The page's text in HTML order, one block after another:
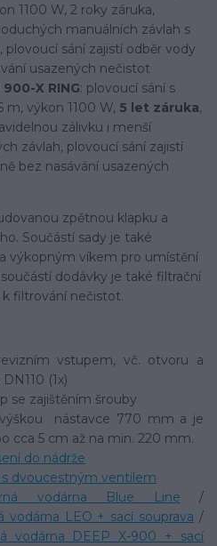
1100 W, 2 roky záruka,
manuálních závlah s
sání zajistí odběr vody
usazených nečistot
900-X RING: plovoucí sání s
výkon 1100 W, 5 let záruka,
zálivku i menší
závlah, plovoucí sání zajistí
bez nasávání usazených
zpětnou klapku a
Součástí sady je také
výkopným víkem pro umístění
dodávky je také filtrační
k filtrování nečistot.
vstupem, vč. otvoru a
(1x)
se zajištěním šrouby
nástavce 770 mm a je
cca 5 cm až na min. 220 mm.
do nádrže
dvoucestným ventilem
vodárna Blue Line /
LEO + sací souprava /
vodárna DEEP X-900 + sací